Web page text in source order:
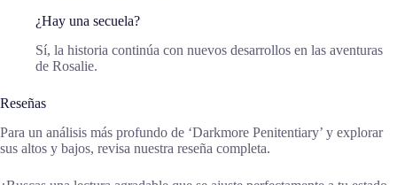
¿Hay una secuela?
Sí, la historia continúa con nuevos desarrollos en las aventuras
de Rosalie.
Reseñas
Para un análisis más profundo de ‘Darkmore Penitentiary’ y explorar
sus altos y bajos, revisa nuestra reseña completa.